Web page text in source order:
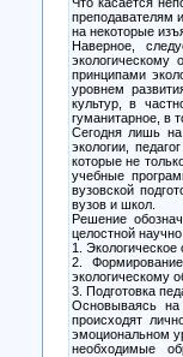
преподавателям
на некоторые
Наверное,
экологическому
принципами
уровнем
культур, в
гуманитарное, в
Сегодня лишь на
экологии,
которые не
учебные
вузовской
вузов и школ.
Решение
целостной
1. Экологическое
2.
экологическому
3. Подготовка
Основываясь на
происходят
эмоциональном
необходимые